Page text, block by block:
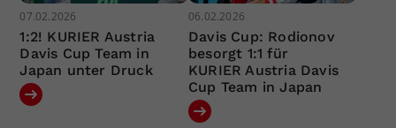
07.02.2026
1:2! KURIER Austria
Davis Cup Team in
Japan unter Druck
06.02.2026
Davis Cup: Rodionov
besorgt 1:1 für
KURIER Austria Davis
Cup Team in Japan